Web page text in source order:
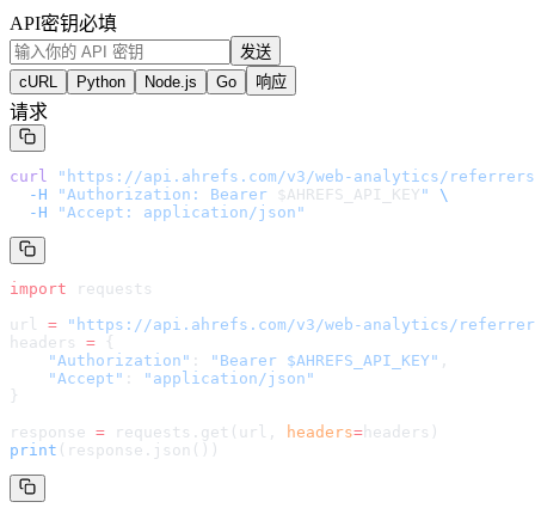
API密钥必填
发送
cURL
Python Node.js Go 响应
请求
curl " https://api.ahrefs.com/v3/web-analytics/referrers
  -H
"Authorization: Bearer $AHREFS_API_KEY "
\
  -H
"Accept: application/json"
import requests
url = " https://api.ahrefs.com/v3/web-analytics/
headers = {
    "Authorization"
: "Bearer $AHREFS_API_KEY" ,
    "Accept"
:
"application/json"
}
response = requests.get(url, headers= headers )
print (response.json())